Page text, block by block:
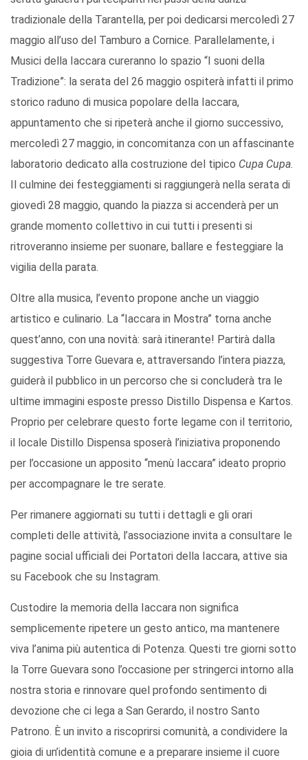
tradizionale della Tarantella, per poi dedicarsi mercoledì 27
maggio all’uso del Tamburo a Cornice. Parallelamente, i
Musici della Iaccara cureranno lo spazio “I suoni della
Tradizione”: la serata del 26 maggio ospiterà infatti il primo
storico raduno di musica popolare della Iaccara,
appuntamento che si ripeterà anche il giorno successivo,
mercoledì 27 maggio, in concomitanza con un affascinante
laboratorio dedicato alla costruzione del tipico Cupa Cupa.
Il culmine dei festeggiamenti si raggiungerà nella serata di
giovedì 28 maggio, quando la piazza si accenderà per un
grande momento collettivo in cui tutti i presenti si
ritroveranno insieme per suonare, ballare e festeggiare la
vigilia della parata.
Oltre alla musica, l’evento propone anche un viaggio
artistico e culinario. La “Iaccara in Mostra” torna anche
quest’anno, con una novità: sarà itinerante! Partirà dalla
suggestiva Torre Guevara e, attraversando l’intera piazza,
guiderà il pubblico in un percorso che si concluderà tra le
ultime immagini esposte presso Distillo Dispensa e Kartos.
Proprio per celebrare questo forte legame con il territorio,
il locale Distillo Dispensa sposerà l’iniziativa proponendo
per l’occasione un apposito “menù Iaccara” ideato proprio
per accompagnare le tre serate.
Per rimanere aggiornati su tutti i dettagli e gli orari
completi delle attività, l’associazione invita a consultare le
pagine social ufficiali dei Portatori della Iaccara, attive sia
su Facebook che su Instagram.
Custodire la memoria della Iaccara non significa
semplicemente ripetere un gesto antico, ma mantenere
viva l’anima più autentica di Potenza. Questi tre giorni sotto
la Torre Guevara sono l’occasione per stringerci intorno alla
nostra storia e rinnovare quel profondo sentimento di
devozione che ci lega a San Gerardo, il nostro Santo
Patrono. È un invito a riscoprirsi comunità, a condividere la
gioia di un’identità comune e a preparare insieme il cuore